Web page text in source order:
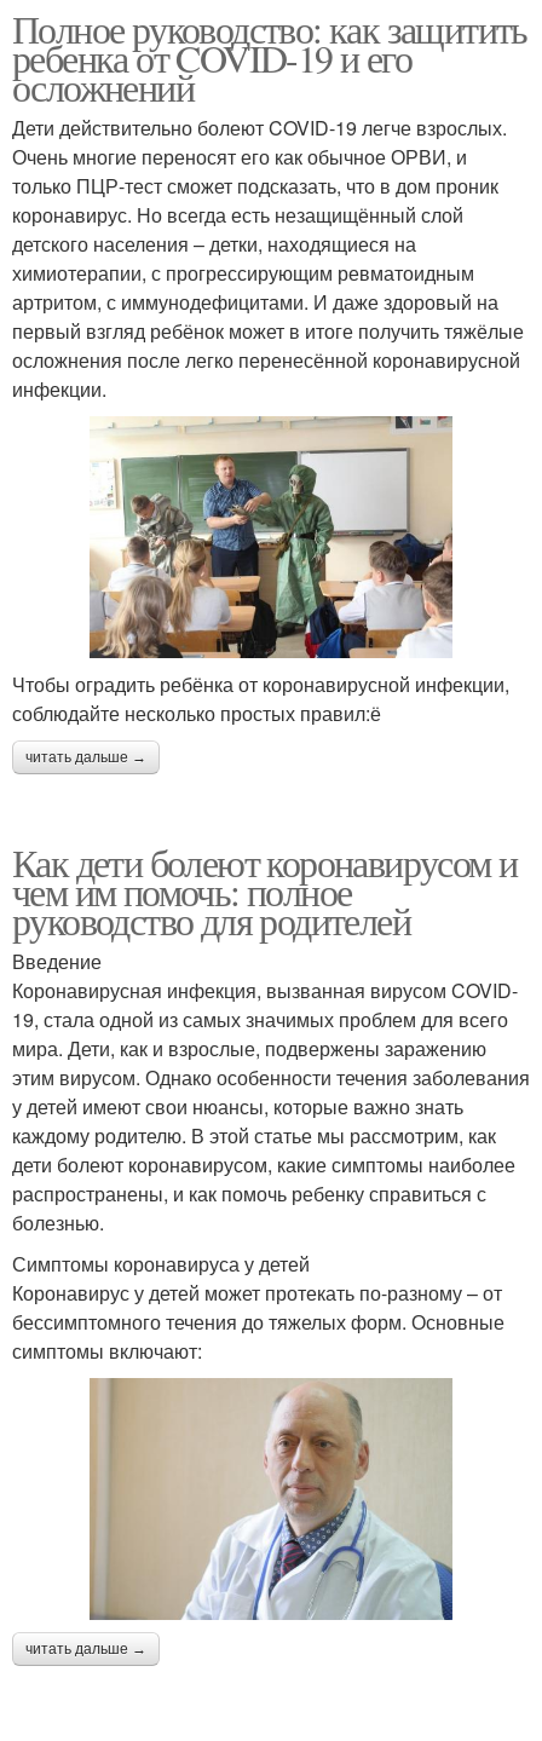
Полное руководство: как защитить
ребенка от COVID-19 и его
осложнений
Дети действительно болеют COVID-19 легче взрослых.
Очень многие переносят его как обычное ОРВИ, и
только ПЦР-тест сможет подсказать, что в дом проник
коронавирус. Но всегда есть незащищённый слой
детского населения – детки, находящиеся на
химиотерапии, с прогрессирующим ревматоидным
артритом, с иммунодефицитами. И даже здоровый на
первый взгляд ребёнок может в итоге получить тяжёлые
осложнения после легко перенесённой коронавирусной
инфекции.
Чтобы оградить ребёнка от коронавирусной инфекции,
соблюдайте несколько простых правил:ё
читать дальше →
Как дети болеют коронавирусом и
чем им помочь: полное
руководство для родителей
Введение
Коронавирусная инфекция, вызванная вирусом COVID-
19, стала одной из самых значимых проблем для всего
мира. Дети, как и взрослые, подвержены заражению
этим вирусом. Однако особенности течения заболевания
у детей имеют свои нюансы, которые важно знать
каждому родителю. В этой статье мы рассмотрим, как
дети болеют коронавирусом, какие симптомы наиболее
распространены, и как помочь ребенку справиться с
болезнью.
Симптомы коронавируса у детей
Коронавирус у детей может протекать по-разному – от
бессимптомного течения до тяжелых форм. Основные
симптомы включают:
читать дальше →